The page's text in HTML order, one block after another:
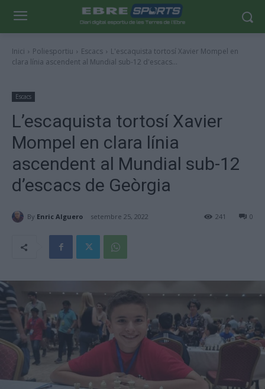
Inici Poliesportiu Escacs
L'escaquista tortosí Xavier Mompel en
clara línia ascendent al Mundial sub-12 d'escacs...
Escacs
L’escaquista tortosí Xavier
Mompel en clara línia
ascendent al Mundial sub-12
d’escacs de Geòrgia
By Enric Alguero setembre 25, 2022 0
241